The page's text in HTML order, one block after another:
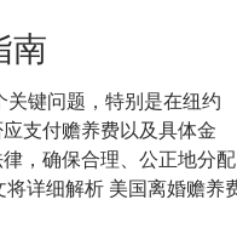
南
键问题，特别是在纽约
支付赡养费以及具体金
，确保合理、公正地分配